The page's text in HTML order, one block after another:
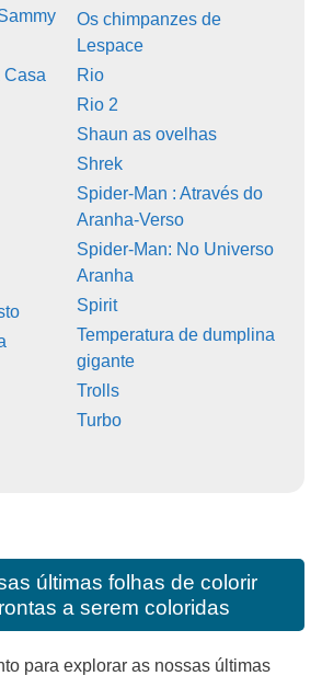
Casa
Os chimpanzes de
Lespace
Rio
Rio 2
Shaun as ovelhas
Shrek
Spider-Man : Através do
Aranha-Verso
Spider-Man: No Universo
Aranha
Spirit
Temperatura de dumplina
gigante
Trolls
Turbo
últimas folhas de colorir
a serem coloridas
para explorar as nossas últimas